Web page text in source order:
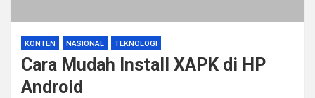
KONTEN NASIONAL TEKNOLOGI
Cara Mudah Install XAPK di HP
Android